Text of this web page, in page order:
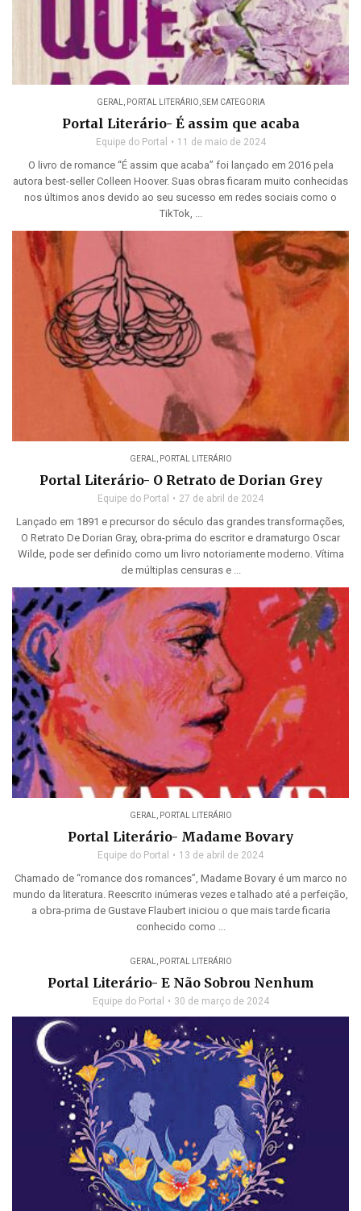
GERAL PORTAL LITERÁRIO SEM CATEGORIA
Portal Literário- É assim que acaba
Equipe do Portal 11 de maio de 2024
O livro de romance “É assim que acaba” foi lançado em 2016 pela
autora best-seller Colleen Hoover. Suas obras ficaram muito conhecidas
nos últimos anos devido ao seu sucesso em redes sociais como o
TikTok, ...
GERAL PORTAL LITERÁRIO
Portal Literário- O Retrato de Dorian Grey
Equipe do Portal 27 de abril de 2024
Lançado em 1891 e precursor do século das grandes transformações,
O Retrato De Dorian Gray, obra-prima do escritor e dramaturgo Oscar
Wilde, pode ser definido como um livro notoriamente moderno. Vítima
de múltiplas censuras e ...
GERAL PORTAL LITERÁRIO
Portal Literário- Madame Bovary
Equipe do Portal 13 de abril de 2024
Chamado de “romance dos romances”, Madame Bovary é um marco no
mundo da literatura. Reescrito inúmeras vezes e talhado até a perfeição,
a obra-prima de Gustave Flaubert iniciou o que mais tarde ficaria
conhecido como ...
GERAL PORTAL LITERÁRIO
Portal Literário- E Não Sobrou Nenhum
Equipe do Portal 30 de março de 2024